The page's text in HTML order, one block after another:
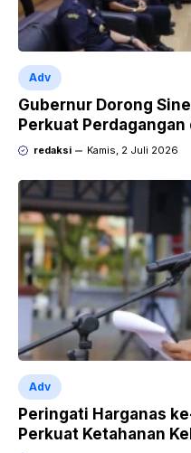
Adv
Gubernur Dorong
Perkuat
UMKM
redaksi Kamis, 2 Juli 2026
Adv
Peringati Harganas
Perkuat Ketahanan